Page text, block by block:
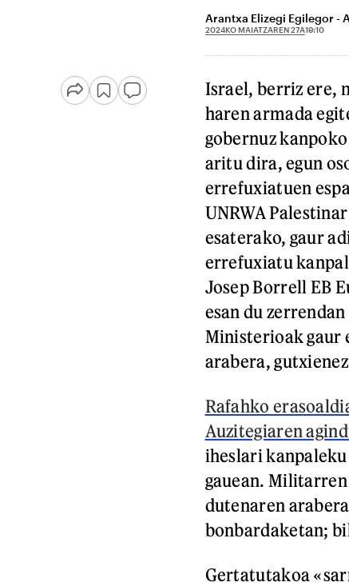
Arantxa Elizegi Egilegor -
2024KO MAIATZAREN 27A19:10
Israel, berriz ere,
haren armada
gobernuz
aritu dira, egun
errefuxiatuen
UNRWA
esaterako, gaur
errefuxiatu
Josep Borrell EB
esan du
Ministerioak gaur
arabera,
Rafahko
Auzitegiaren
iheslari
gauean.
dutenaren
bonbardaketan;
Gertatutakoa